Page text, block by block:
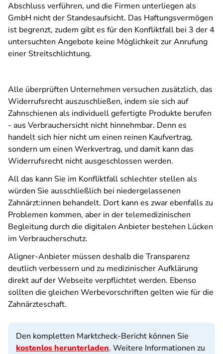
Abschluss verführen, und die Firmen unterliegen als
GmbH nicht der Standesaufsicht. Das Haftungsvermögen
ist begrenzt, zudem gibt es für den Konfliktfall bei 3 der 4
untersuchten Angebote keine Möglichkeit zur Anrufung
einer Streitschlichtung.
Alle überprüften Unternehmen versuchen zusätzlich, das
Widerrufsrecht auszuschließen, indem sie sich auf
Zahnschienen als individuell gefertigte Produkte berufen
- aus Verbrauchersicht nicht hinnehmbar. Denn es
handelt sich hier nicht um einen reinen Kaufvertrag,
sondern um einen Werkvertrag, und damit kann das
Widerrufsrecht nicht ausgeschlossen werden.
All das kann Sie im Konfliktfall schlechter stellen als
würden Sie ausschließlich bei niedergelassenen
Zahnärzt:innen behandelt. Dort kann es zwar ebenfalls zu
Problemen kommen, aber in der telemedizinischen
Begleitung durch die digitalen Anbieter bestehen Lücken
im Verbraucherschutz.
Aligner-Anbieter müssen deshalb die Transparenz
deutlich verbessern und zu medizinischer Aufklärung
direkt auf der Webseite verpflichtet werden. Ebenso
sollten die gleichen Werbevorschriften gelten wie für die
Zahnärzteschaft.
Den kompletten Marktcheck-Bericht können Sie
kostenlos herunterladen. Weitere Informationen zu